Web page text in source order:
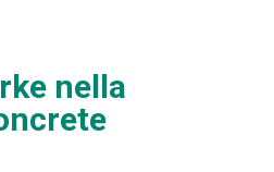
nella